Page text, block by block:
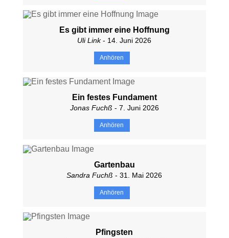
Es gibt immer eine Hoffnung
Uli Link- 14. Juni 2026
Anhören
Ein festes Fundament
Jonas Fuchß - 7. Juni 2026
Anhören
Gartenbau
Sandra Fuchß - 31. Mai 2026
Anhören
Pfingsten